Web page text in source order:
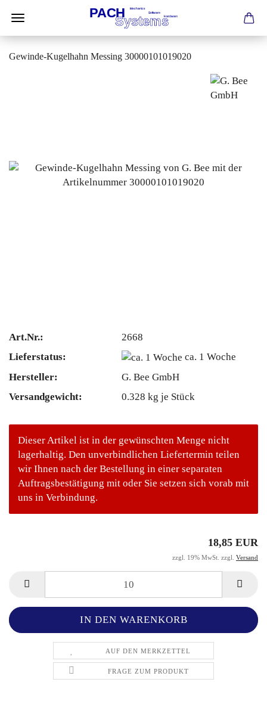
Gewinde-Kugelhahn Messing 30000101019020
Art.Nr.:
2668
Lieferstatus:
ca. 1 Woche
Hersteller:
G. Bee GmbH
Versandgewicht:
0.328 kg je Stück
Dieser Artikel ist in der gewünschten Menge nicht
lagerhaltig. Den unverbindlichen Liefertermin teilen
wir Ihnen nach der Bestellung in einer separaten
Auftragsbestätigung mit oder Sie setzen sich vorab mit
uns in Verbindung.
18,85 EUR
zzgl. 19% MwSt. zzgl. Versand
AUF DEN MERKZETTEL
FRAGE ZUM PRODUKT